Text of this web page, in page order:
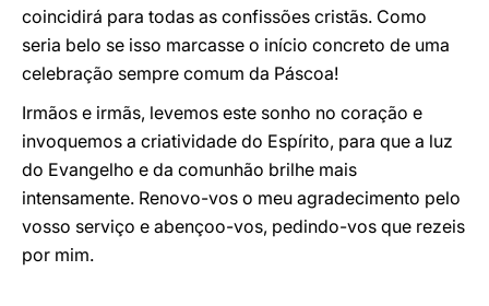
coincidirá para todas as confissões cristãs. Como
seria belo se isso marcasse o início concreto de uma
celebração sempre comum da Páscoa!
Irmãos e irmãs, levemos este sonho no coração e
invoquemos a criatividade do Espírito, para que a luz
do Evangelho e da comunhão brilhe mais
intensamente. Renovo-vos o meu agradecimento pelo
vosso serviço e abençoo-vos, pedindo-vos que rezeis
por mim.